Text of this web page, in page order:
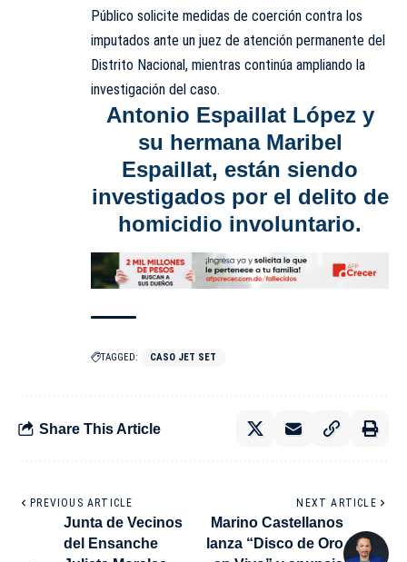
Público solicite medidas de coerción contra los
imputados ante un juez de atención permanente del
Distrito Nacional, mientras continúa ampliando la
investigación del caso.
Antonio Espaillat López y
su hermana Maribel
Espaillat, están siendo
investigados por el delito de
homicidio involuntario.
TAGGED: CASO JET SET
Share This Article
PREVIOUS ARTICLE
Junta de Vecinos
del Ensanche
NEXT ARTICLE
Marino Castellanos
lanza “Disco de Oro